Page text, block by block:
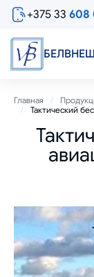
Перейти
содержанию
+375 33 608
Строка
навигации
Главная
Тактический